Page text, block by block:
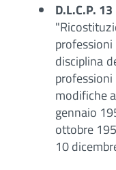
D.L.C.P.
disciplina
modifiche
gennaio
ottobre
10